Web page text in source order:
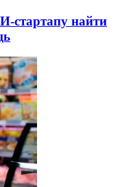
стартапу найти